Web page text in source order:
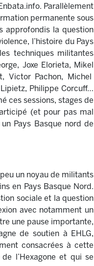
Parallèlement
permanente sous
approfondis la question
l’histoire du Pays
techniques militantes
Joxe Elorieta, Mikel
Victor Pachon, Michel
Philippe Corcuff…
ces sessions, stages de
(et pour pas mal
Pays Basque nord de
un noyau de militants
en Pays Basque Nord.
sociale et la question
avec notamment un
une pause importante,
de soutien à EHLG,
consacrées à cette
l’Hexagone et qui se